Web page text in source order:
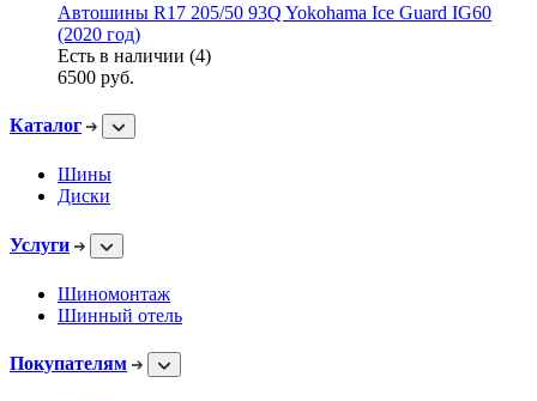
Автошины R17 205/50 93Q Yokohama Ice Guard IG60
(2020 год)
Есть в наличии (4)
6500 руб.
Каталог
Шины
Диски
Услуги
Шиномонтаж
Шинный отель
Покупателям